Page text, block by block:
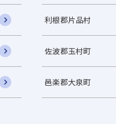
利根郡片品村
佐波郡玉村町
邑楽郡大泉町